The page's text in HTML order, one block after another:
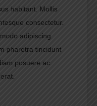
habitant. Mollis
consectetur.
adipiscing.
pharetra tincidunt
posuere ac.